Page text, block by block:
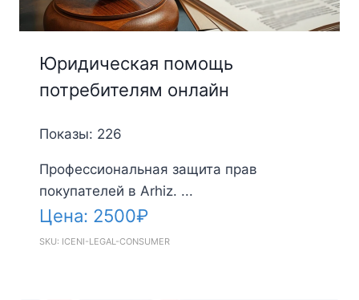
Юридическая помощь
потребителям онлайн
Показы: 226
Профессиональная защита прав
покупателей в Arhiz. ...
Цена: 2500₽
SKU: ICENI-LEGAL-CONSUMER